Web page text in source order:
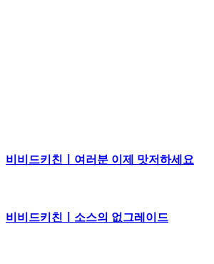
비비드키친ㅣ여러분 이제 맛저하세요
비비드키친ㅣ소스의 없그레이드